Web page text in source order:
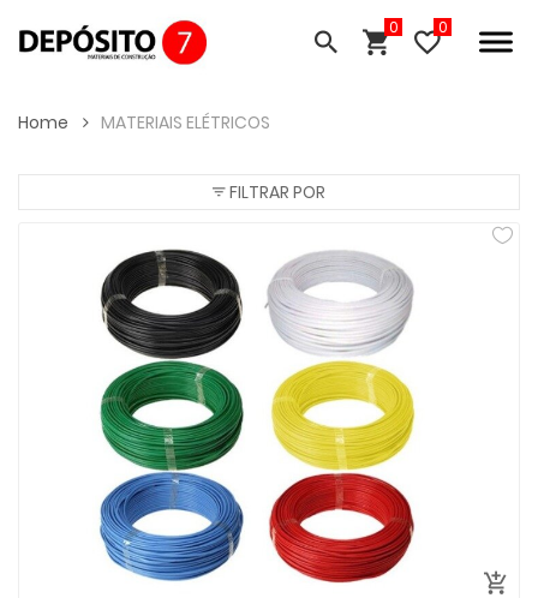
0
Home MATERIAIS ELÉTRICOS
FILTRAR POR